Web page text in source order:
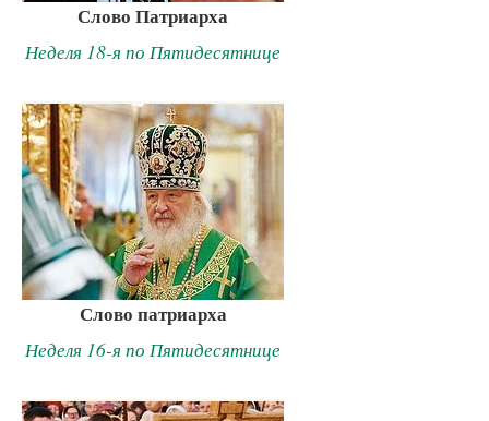
Слово Патриарха
Неделя 18-я по Пятидесятнице
Слово патриарха
Неделя 16-я по Пятидесятнице